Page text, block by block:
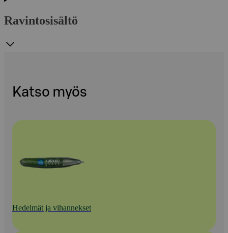
Ravintosisältö
Katso myös
Hedelmät ja vihannekset